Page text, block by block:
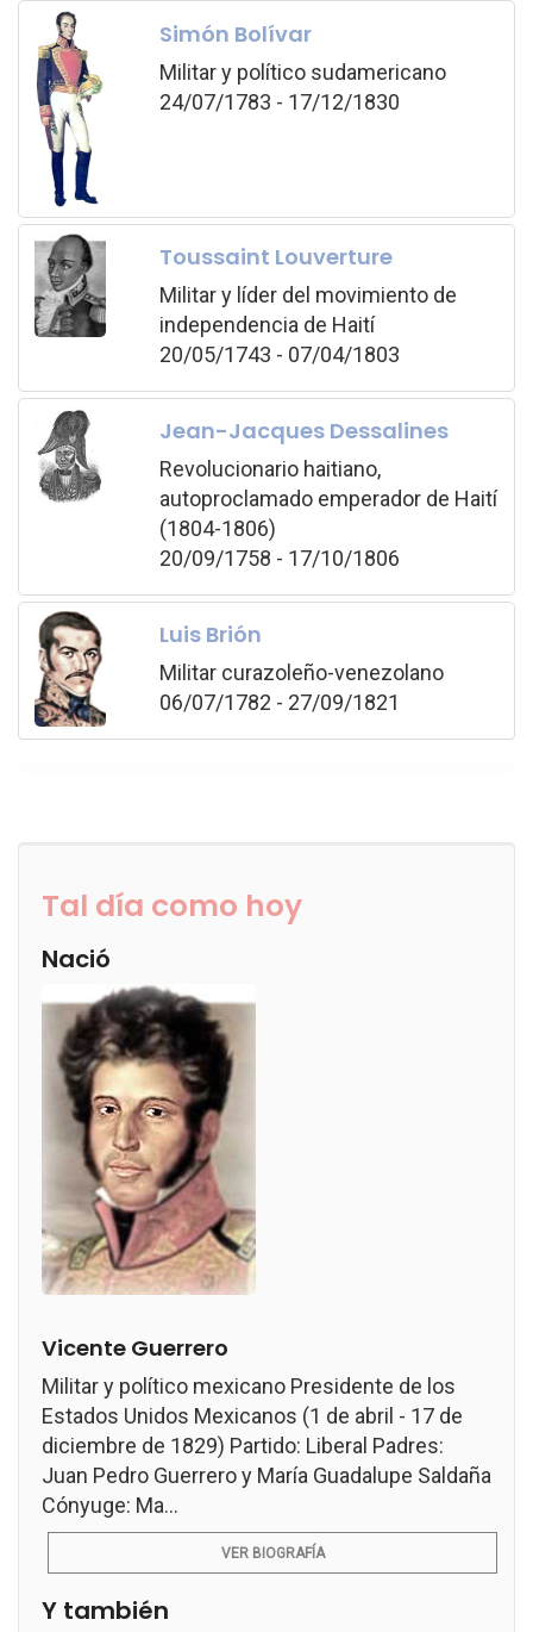
Simón Bolívar
Militar y político sudamericano
24/07/1783 - 17/12/1830
Toussaint Louverture
Militar y líder del movimiento de
independencia de Haití
20/05/1743 - 07/04/1803
Jean-Jacques Dessalines
Revolucionario haitiano,
autoproclamado emperador de Haití
(1804-1806)
20/09/1758 - 17/10/1806
Luis Brión
Militar curazoleño-venezolano
06/07/1782 - 27/09/1821
Tal día como hoy
Nació
Vicente Guerrero
Militar y político mexicano Presidente de los
Estados Unidos Mexicanos (1 de abril - 17 de
diciembre de 1829) Partido: Liberal Padres:
Juan Pedro Guerrero y María Guadalupe Saldaña
Cónyuge: Ma...
VER BIOGRAFÍA
Y también